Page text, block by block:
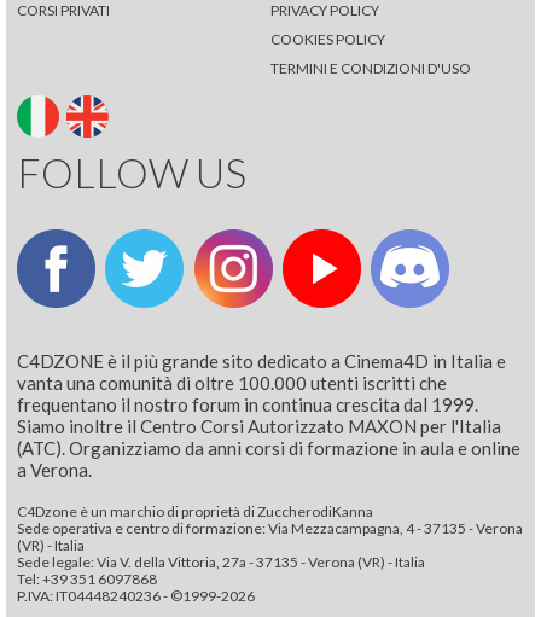
CORSI PRIVATI
PRIVACY POLICY
COOKIES POLICY
TERMINI E CONDIZIONI D'USO
FOLLOW US
C4DZONE è il più grande sito dedicato a Cinema4D in Italia e
vanta una comunità di oltre 100.000 utenti iscritti che
frequentano il nostro forum in continua crescita dal 1999.
Siamo inoltre il Centro Corsi Autorizzato MAXON per l'Italia
(ATC). Organizziamo da anni corsi di formazione in aula e online
a Verona.
C4Dzone è un marchio di proprietà di ZuccherodiKanna
Sede operativa e centro di formazione: Via Mezzacampagna, 4 - 37135 - Verona
(VR) - Italia
Sede legale: Via V. della Vittoria, 27a - 37135 - Verona (VR) - Italia
Tel: +39 351 6097868‬
P.IVA: IT04448240236 - ©1999-2026